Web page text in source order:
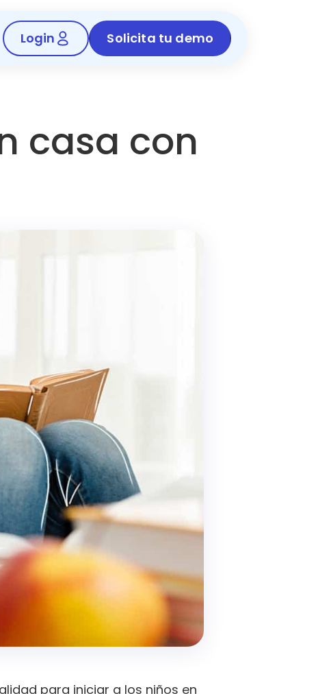
Login Solicita tu demo
casa con
para iniciar a los niños en